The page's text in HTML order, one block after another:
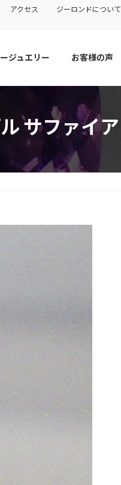
アクセス ジーロンドについて
ジュエリー お客様の声
サファイア